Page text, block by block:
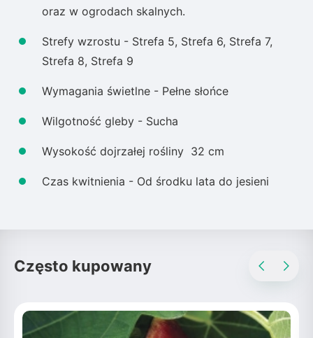
oraz w ogrodach skalnych.
Strefy wzrostu - Strefa 5, Strefa 6, Strefa 7,
Strefa 8, Strefa 9
Wymagania świetlne - Pełne słońce
Wilgotność gleby - Sucha
Wysokość dojrzałej rośliny 32 cm
Czas kwitnienia - Od środku lata do jesieni
Często kupowany